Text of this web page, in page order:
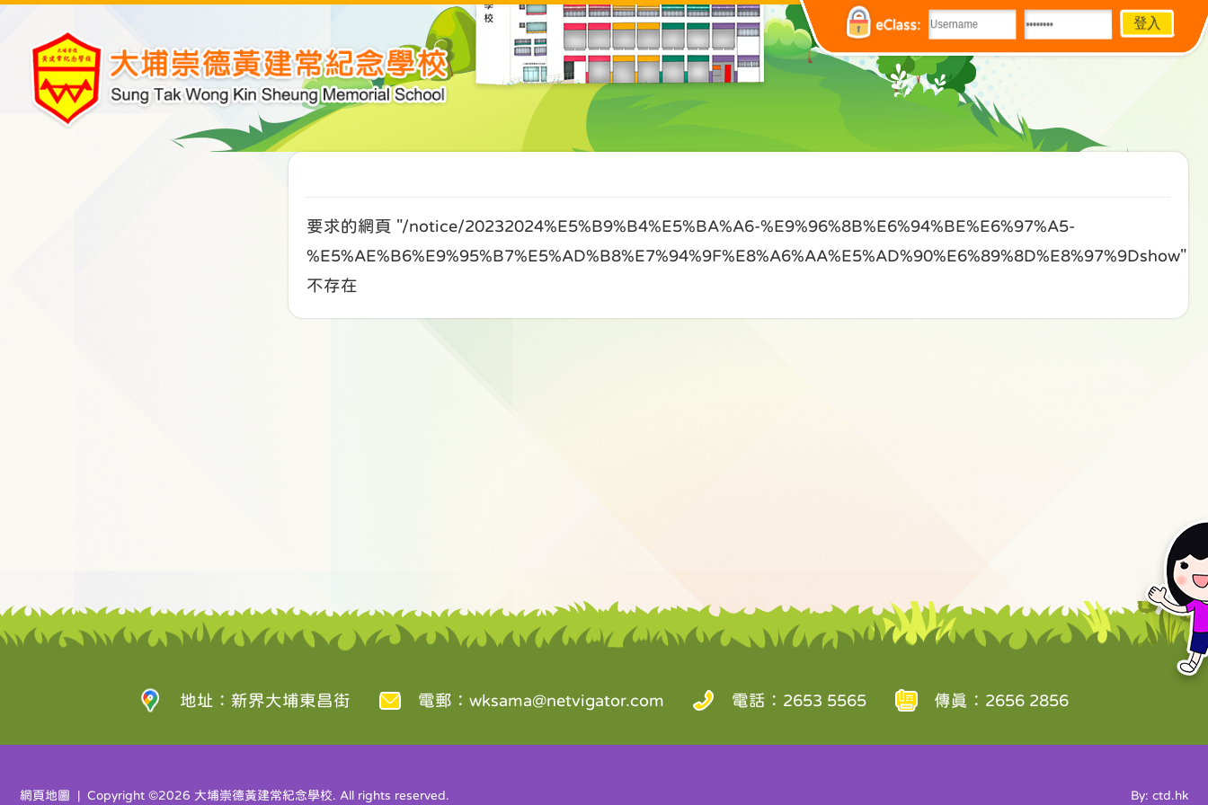
eClass:
要求的網頁 "/notice/20232024%E5%B9%B4%E5%BA%A6-%E9%96%8B%E6%94%BE%E6%97%A5-
%E5%AE%B6%E9%95%B7%E5%AD%B8%E7%94%9F%E8%A6%AA%E5%AD%90%E6%89%8D%E8%97%9Dshow"
不存在
地址：新界大埔東昌街 電郵： wksama@netvigator.com 電話：2653 5565 傳真：2656 2856
網頁地圖 | Copyright ©2026 大埔崇德黃建常紀念學校. All rights reserved. By: ctd.hk